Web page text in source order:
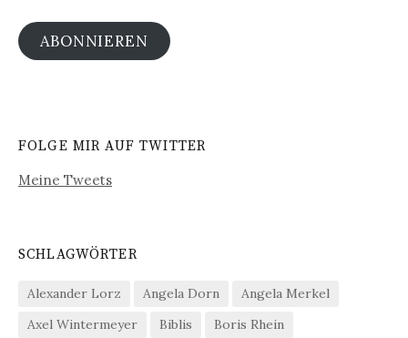
ABONNIEREN
FOLGE MIR AUF TWITTER
Meine Tweets
SCHLAGWÖRTER
Alexander Lorz Angela Dorn
Angela Merkel
Axel Wintermeyer
Biblis
Boris Rhein